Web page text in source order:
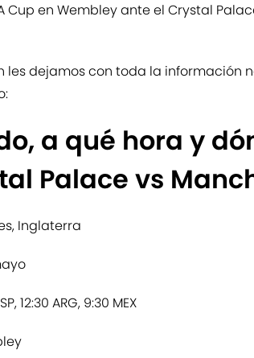
Cup en Wembley ante el Crystal
les dejamos con toda la información
a qué hora y
Palace vs
Inglaterra
12:30 ARG, 9:30 MEX